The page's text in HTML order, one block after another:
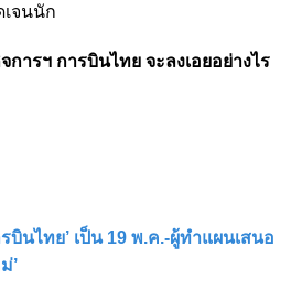
จนนัก
ารฯ การบินไทย จะลงเอยอย่างไร
บินไทย’ เป็น 19 พ.ค.-ผู้ทำแผนเสนอ
’